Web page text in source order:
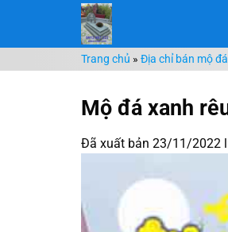
nội
dung
Trang chủ » Địa chỉ bán mộ
Mộ đá xanh
Đã xuất bản 23/11/2022